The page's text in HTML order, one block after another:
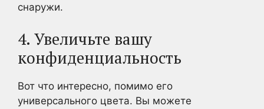
снаружи.
4. Увеличьте вашу
конфиденциальность
Вот что интересно, помимо его
универсального цвета. Вы можете